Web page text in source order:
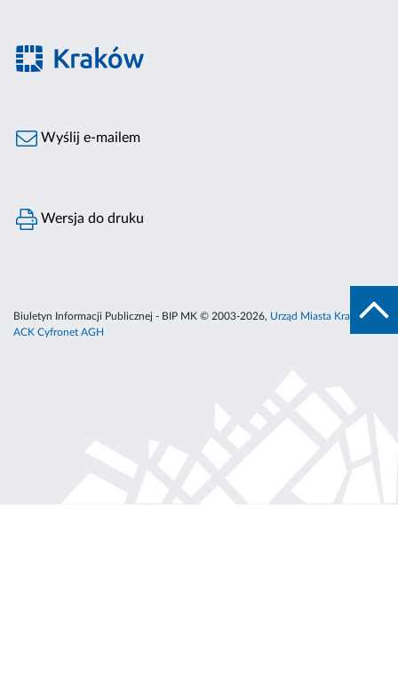
Wyślij e-mailem
Wersja do druku
Biuletyn Informacji Publicznej - BIP MK © 2003-2026, Urząd Miasta Krakowa
ACK Cyfronet AGH